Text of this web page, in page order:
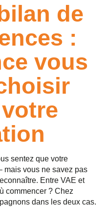
de
:
vous
sentez que votre
mais vous ne savez pas
Entre VAE et
commencer ? Chez
dans les deux cas.